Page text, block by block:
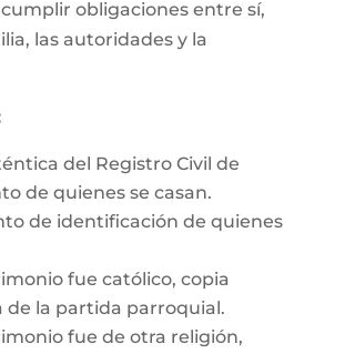
obligaciones entre sí,
las autoridades y la
del Registro Civil de
de quienes se casan.
de identificación de quienes
fue católico, copia
de la partida parroquial.
fue de otra religión,